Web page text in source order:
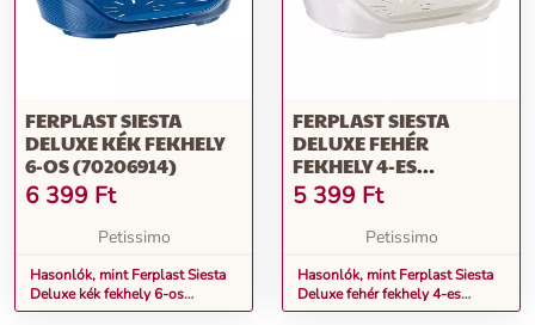
FERPLAST SIESTA
DELUXE KÉK FEKHELY
6-OS (70206914)
6 399 Ft
Petissimo
Hasonlók, mint Ferplast Siesta
Deluxe kék fekhely 6-os
(70206914)
FERPLAST SIESTA
DELUXE FEHÉR
FEKHELY 4-ES
(70204911)
5 399 Ft
Petissimo
Hasonlók, mint Ferplast Siesta
Deluxe fehér fekhely 4-es
(70204911)